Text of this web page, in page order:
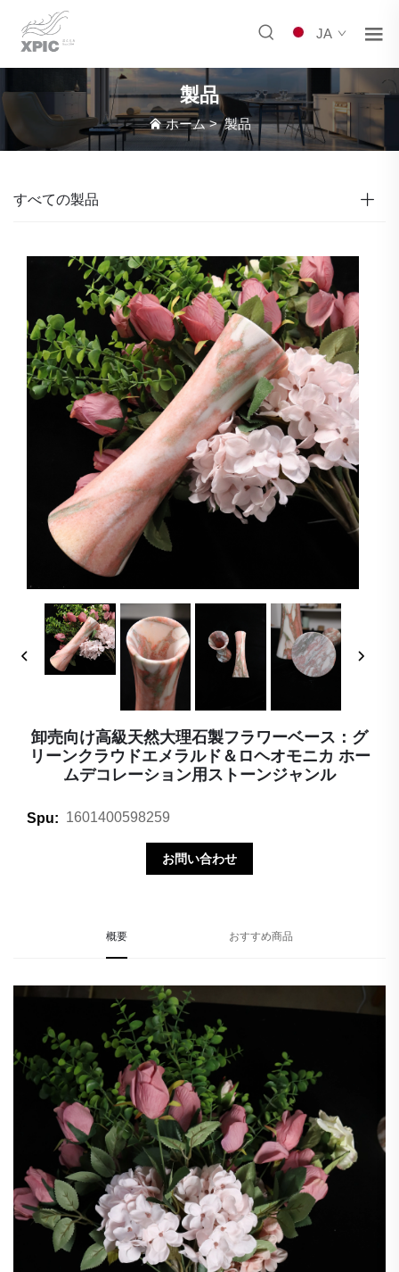
JA
製品
ホーム>製品
すべての製品
卸売向け高級天然大理石製フラワーベース：グ
リーンクラウドエメラルド＆ロヘオモニカ ホー
ムデコレーション用ストーンジャンル
Spu: 1601400598259
お問い合わせ
概要 おすすめ商品